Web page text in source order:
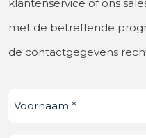
klantenservice of ons
met de betreffende
de contactgegevens
Voornaam (Vereist)